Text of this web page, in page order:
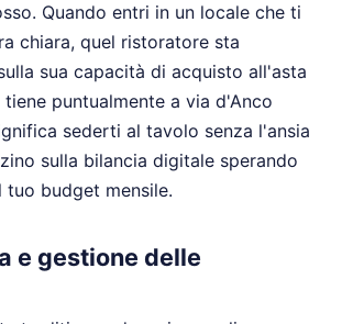
Quando entri in un locale che ti
chiara, quel ristoratore sta
sua capacità di acquisto all'asta
puntualmente a via d'Anco
sederti al tavolo senza l'ansia
sulla bilancia digitale sperando
tuo budget mensile.
e gestione delle